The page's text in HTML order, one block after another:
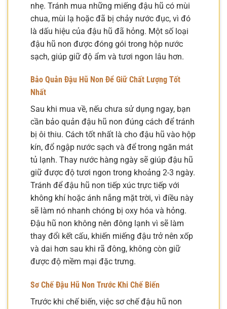
nhẹ. Tránh mua những miếng đậu hũ có mùi
chua, mùi lạ hoặc đã bị chảy nước đục, vì đó
là dấu hiệu của đậu hũ đã hỏng. Một số loại
đậu hũ non được đóng gói trong hộp nước
sạch, giúp giữ độ ẩm và tươi ngon lâu hơn.
Bảo Quản Đậu Hũ Non Để Giữ Chất Lượng Tốt
Nhất
Sau khi mua về, nếu chưa sử dụng ngay, bạn
cần bảo quản đậu hũ non đúng cách để tránh
bị ôi thiu. Cách tốt nhất là cho đậu hũ vào hộp
kín, đổ ngập nước sạch và để trong ngăn mát
tủ lạnh. Thay nước hàng ngày sẽ giúp đậu hũ
giữ được độ tươi ngon trong khoảng 2-3 ngày.
Tránh để đậu hũ non tiếp xúc trực tiếp với
không khí hoặc ánh nắng mặt trời, vì điều này
sẽ làm nó nhanh chóng bị oxy hóa và hỏng.
Đậu hũ non không nên đông lạnh vì sẽ làm
thay đổi kết cấu, khiến miếng đậu trở nên xốp
và dai hơn sau khi rã đông, không còn giữ
được độ mềm mại đặc trưng.
Sơ Chế Đậu Hũ Non Trước Khi Chế Biến
Trước khi chế biến, việc sơ chế đậu hũ non